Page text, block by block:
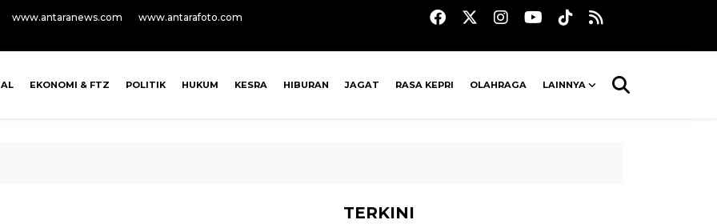
www.antaranews.com www.antarafoto.com
EKONOMI & FTZ POLITIK HUKUM KESRA HIBURAN JAGAT RASA KEPRI OLAHRAGA LAINNYA
TERKINI